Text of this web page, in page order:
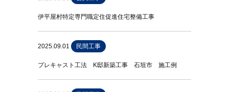
伊平屋村特定専門職定住促進住宅整備工事
2025.09.01 民間工事
プレキャスト工法 K邸新築工事 石垣市 施工例